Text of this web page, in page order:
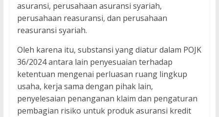
asuransi, perusahaan asuransi syariah,
perusahaan reasuransi, dan perusahaan
reasuransi syariah.
Oleh karena itu, substansi yang diatur dalam POJK
36/2024 antara lain penyesuaian terhadap
ketentuan mengenai perluasan ruang lingkup
usaha, kerja sama dengan pihak lain,
penyelesaian penanganan klaim dan pengaturan
pembagian risiko untuk produk asuransi kredit